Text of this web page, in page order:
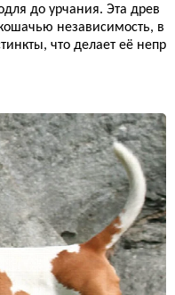
до урчания. Эта древ
независимость, в
что делает её непр